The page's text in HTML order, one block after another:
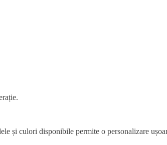
și culori disponibile permite o personalizare